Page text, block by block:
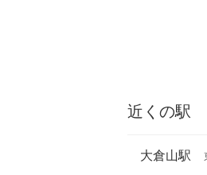
近くの駅
大倉山駅